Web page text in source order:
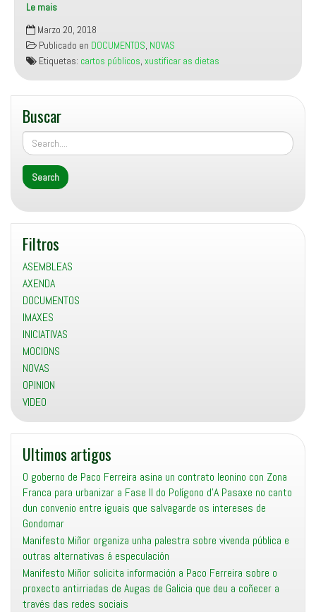
Le mais
Carta
remitida
ao
señor
Alcalde
polo
cobro
indebido
de
Marzo 20, 2018
Publicado en DOCUMENTOS, NOVAS
Etiquetas: cartos públicos, xustificar as dietas
Buscar
Filtros
ASEMBLEAS
AXENDA
DOCUMENTOS
IMAXES
INICIATIVAS
MOCIONS
NOVAS
OPINION
VIDEO
Ultimos artigos
O goberno de Paco Ferreira asina un contrato leonino con Zona
Franca para urbanizar a Fase II do Polígono d’A Pasaxe no canto
dun convenio entre iguais que salvagarde os intereses de
Gondomar
Manifesto Miñor organiza unha palestra sobre vivenda pública e
outras alternativas á especulación
Manifesto Miñor solicita información a Paco Ferreira sobre o
proxecto antirriadas de Augas de Galicia que deu a coñecer a
través das redes sociais